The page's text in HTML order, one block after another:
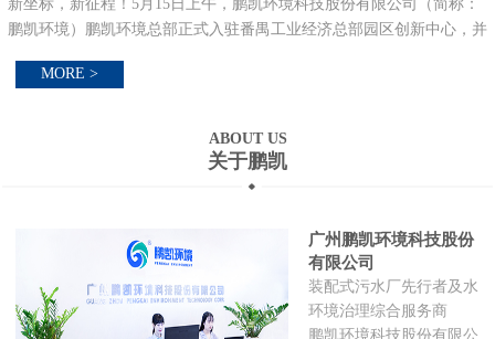
新坐标，新征程！5月15日上午，鹏凯环境科技股份有限公司（简称：
鹏凯环境）鹏凯环境总部正式入驻番禺工业经济总部园区创新中心，并
锚定绿色低碳发...
MORE >
ABOUT US
关于鹏凯
广州鹏凯环境科技股份
有限公司
装配式污水厂先行者及水
环境治理综合服务商
鹏凯环境科技股份有限公